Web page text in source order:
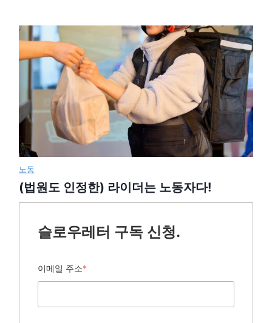
노동
(법원도 인정한) 라이더는 노동자다!
슬로우레터 구독 신청.
이메일 주소*